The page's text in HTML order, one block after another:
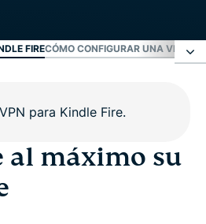
FIRECÓMO CONFIGURAR UNA VPN EN
al máximo su